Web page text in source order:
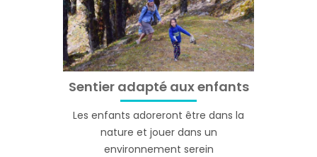
Sentier adapté aux enfants
Les enfants adoreront être dans la
nature et jouer dans un
environnement serein